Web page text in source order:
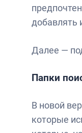
добавлять
Далее —
Папки
В новой
которые